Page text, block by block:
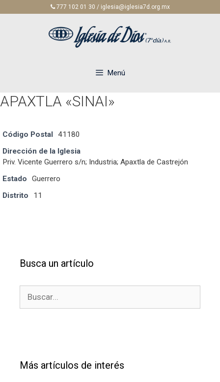
777 102 01 30 / iglesia@iglesia7d.org.mx
Menú
APAXTLA «SINAI»
Código Postal 41180
Dirección de la Iglesia
Priv. Vicente Guerrero s/n; Industria; Apaxtla de Castrejón
Estado
Guerrero
Distrito
11
Busca un artículo
Más artículos de interés